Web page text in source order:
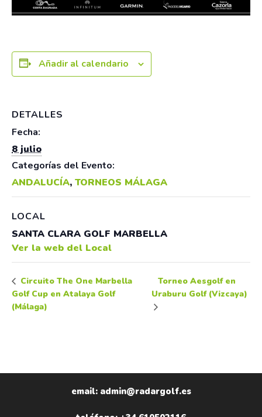
Añadir al calendario
DETALLES
Fecha:
8 julio
Categorías del Evento:
ANDALUCÍA, TORNEOS MÁLAGA
LOCAL
SANTA CLARA GOLF MARBELLA
Ver la web del Local
Circuito The One Marbella
Golf Cup en Atalaya Golf
(Málaga)
Torneo Aesgolf en
Uraburu Golf (Vizcaya)
email: admin@radargolf.es